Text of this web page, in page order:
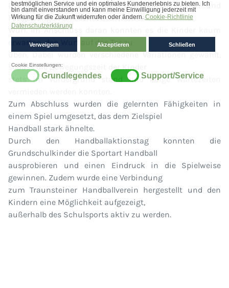
Die Schülerinnen und Schüler präzisierten bei Werf- und
Fangübungen mit dem Partner ihren
Wurf. Im Anschluss daran konnten es die Kinder kaum
erwarten, den Wurf auf das Tor zu
üben. Dabei wurden verschiedene Variationen gewählt,
sodass die Bewegungszeit der Kinder
stets im Vordergrund stand und lange Wartezeiten
Zum Abschluss wurden die gelernten Fähigkeiten in
einem Spiel umgesetzt, das dem Zielspiel
Handball stark ähnelte.
Durch den Handballaktionstag konnten die
Grundschulkinder die Sportart Handball
ausprobieren und einen Eindruck in die Spielweise
gewinnen. Zudem wurde eine Verbindung
zum Traunsteiner Handballverein hergestellt und den
Kindern eine Möglichkeit aufgezeigt,
außerhalb des Schulsports aktiv zu werden.